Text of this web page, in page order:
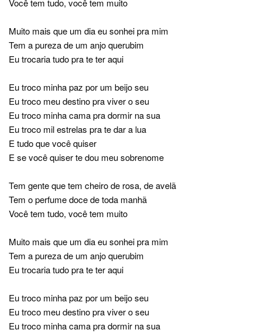
Você tem tudo, você tem muito
Muito mais que um dia eu sonhei pra mim
Tem a pureza de um anjo querubim
Eu trocaria tudo pra te ter aqui
Eu troco minha paz por um beijo seu
Eu troco meu destino pra viver o seu
Eu troco minha cama pra dormir na sua
Eu troco mil estrelas pra te dar a lua
E tudo que você quiser
E se você quiser te dou meu sobrenome
Tem gente que tem cheiro de rosa, de avelã
Tem o perfume doce de toda manhã
Você tem tudo, você tem muito
Muito mais que um dia eu sonhei pra mim
Tem a pureza de um anjo querubim
Eu trocaria tudo pra te ter aqui
Eu troco minha paz por um beijo seu
Eu troco meu destino pra viver o seu
Eu troco minha cama pra dormir na sua